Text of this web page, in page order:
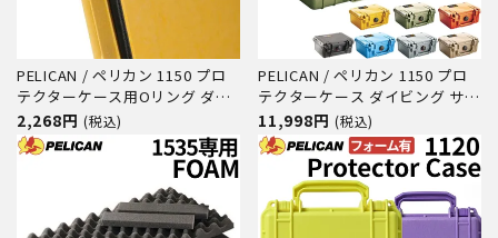
PELICAN / ペリカン 1150 プロ
テクターケース用Oリング ダイ
ビング サーフィン アウトドア
キャンプ 釣り カメラ 精密機器
防水 防塵 耐衝撃
2,268円 (税込)
PELICAN / ペリカン 1150 プロ
テクターケース ダイビング サー
フィン アウトドア キャンプ 釣
り カメラ 精密機器 防水 防塵 耐
衝撃
11,998円 (税込)